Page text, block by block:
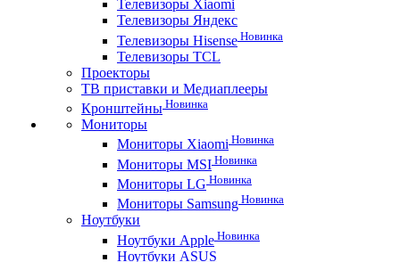
Телевизоры Xiaomi
Телевизоры Яндекс
Телевизоры Hisense Новинка
Телевизоры TCL
Проекторы
ТВ приставки и Медиаплееры
Кронштейны Новинка
Мониторы
Мониторы Xiaomi Новинка
Мониторы MSI Новинка
Мониторы LG Новинка
Мониторы Samsung Новинка
Ноутбуки
Ноутбуки Apple Новинка
Ноутбуки ASUS